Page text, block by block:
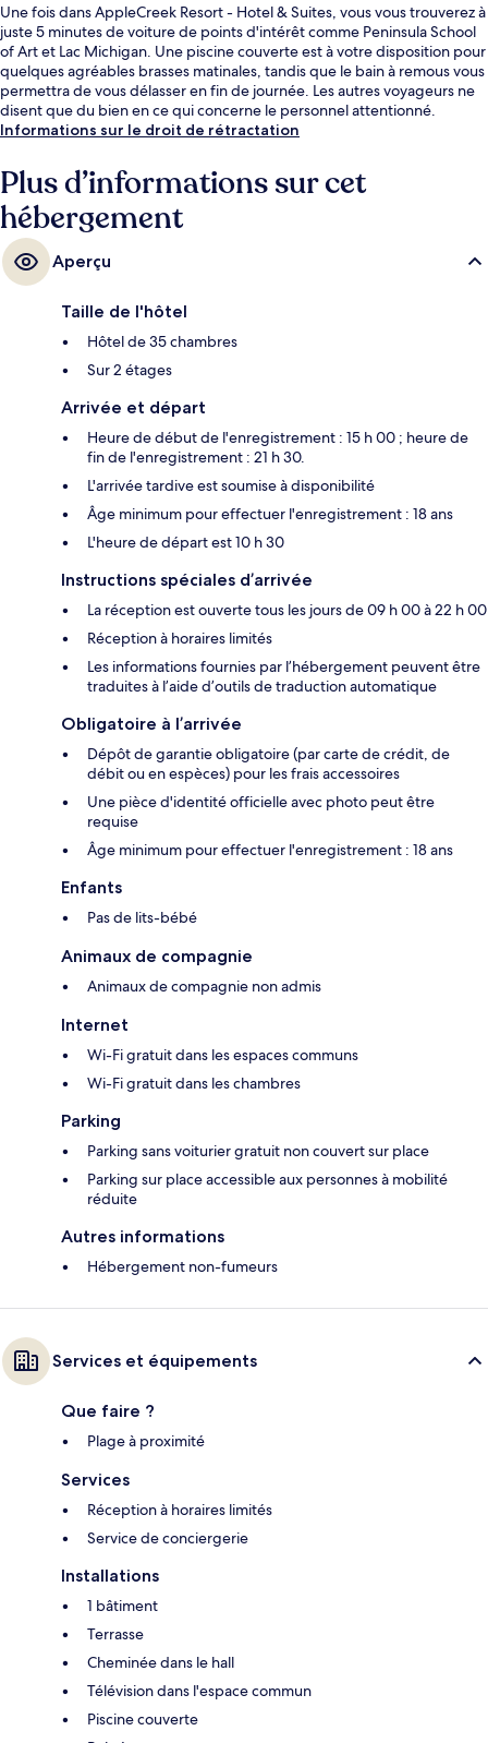
Une fois dans AppleCreek Resort - Hotel & Suites, vous vous trouverez à
juste 5 minutes de voiture de points d'intérêt comme Peninsula School
of Art et Lac Michigan. Une piscine couverte est à votre disposition pour
quelques agréables brasses matinales, tandis que le bain à remous vous
permettra de vous délasser en fin de journée. Les autres voyageurs ne
disent que du bien en ce qui concerne le personnel attentionné.
Informations sur le droit de rétractation
Plus d’informations sur cet
hébergement
Aperçu
Taille de l'hôtel
Hôtel de 35 chambres
Sur 2 étages
Arrivée et départ
Heure de début de l'enregistrement : 15 h 00 ; heure de
fin de l'enregistrement : 21 h 30.
L'arrivée tardive est soumise à disponibilité
Âge minimum pour effectuer l'enregistrement : 18 ans
L'heure de départ est 10 h 30
Instructions spéciales d’arrivée
La réception est ouverte tous les jours de 09 h 00 à 22 h 00
Réception à horaires limités
Les informations fournies par l’hébergement peuvent être
traduites à l’aide d’outils de traduction automatique
Obligatoire à l’arrivée
Dépôt de garantie obligatoire (par carte de crédit, de
débit ou en espèces) pour les frais accessoires
Une pièce d'identité officielle avec photo peut être
requise
Âge minimum pour effectuer l'enregistrement : 18 ans
Enfants
Pas de lits-bébé
Animaux de compagnie
Animaux de compagnie non admis
Internet
Wi-Fi gratuit dans les espaces communs
Wi-Fi gratuit dans les chambres
Parking
Parking sans voiturier gratuit non couvert sur place
Parking sur place accessible aux personnes à mobilité
réduite
Autres informations
Hébergement non-fumeurs
Services et équipements
Que faire ?
Plage à proximité
Services
Réception à horaires limités
Service de conciergerie
Installations
1 bâtiment
Terrasse
Cheminée dans le hall
Télévision dans l'espace commun
Piscine couverte